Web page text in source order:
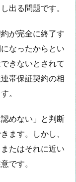
出る問題です。
が完全に終了す
なったからとい
きないとされて
帯保証契約の相
。
めない」と判断
ます。しかし、
たはそれに近い
です。